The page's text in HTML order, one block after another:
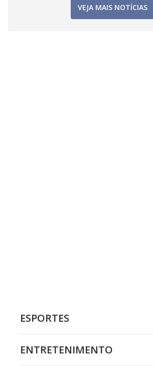
VEJA MAIS NOTÍCIAS
ESPORTES
ENTRETENIMENTO